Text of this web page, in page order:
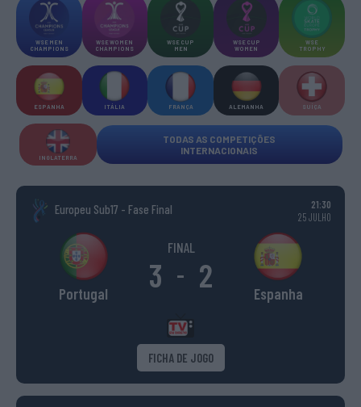
WSE MEN
CHAMPIONS
WSE WOMEN
CHAMPIONS
WSE CUP
MEN
WSE CUP
WOMEN
WSE
TROPHY
ESPANHA ITÁLIA FRANÇA ALEMANHA SUÍÇA
INGLATERRA
TODAS AS COMPETIÇÕES
INTERNACIONAIS
Europeu Sub17 - Fase Final
21:30
25 JULHO
Portugal
FINAL
3 - 2 Espanha
FICHA DE JOGO